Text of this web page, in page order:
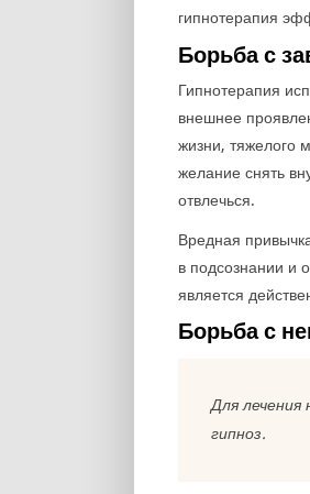
гипнотерапия
Борьба с
Гипнотерапия
внешнее
жизни, тяжелого
желание снять
отвлечься.
Вредная
в подсознании и
является
Борьба с
Для
гипноз.